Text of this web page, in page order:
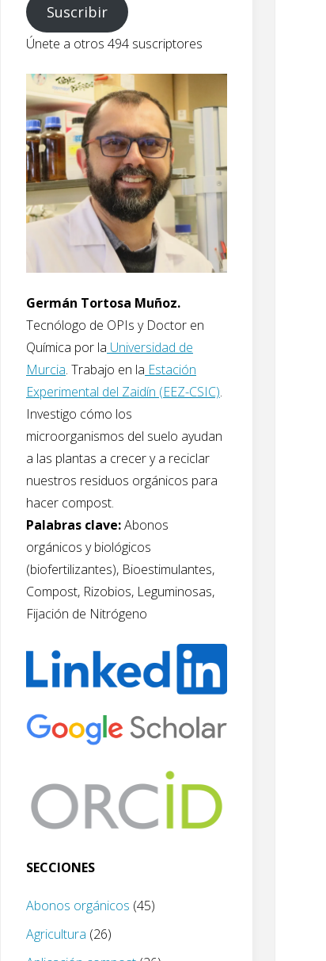
correo
electrónico
Suscribir
Únete a otros 494 suscriptores
Germán Tortosa Muñoz.
Tecnólogo de OPIs y Doctor en
Química por la Universidad de
Murcia. Trabajo en la Estación
Experimental del Zaidín (EEZ-CSIC).
Investigo cómo los
microorganismos del suelo ayudan
a las plantas a crecer y a reciclar
nuestros residuos orgánicos para
hacer compost.
Palabras clave:Abonos
orgánicos y biológicos
(biofertilizantes), Bioestimulantes,
Compost, Rizobios, Leguminosas,
Fijación de Nitrógeno
SECCIONES
Abonos orgánicos (45)
Agricultura (26)